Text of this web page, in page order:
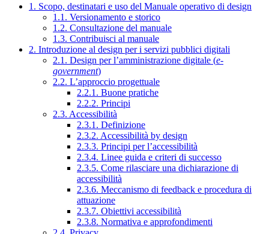
1. Scopo, destinatari e uso del Manuale operativo di design
1.1. Versionamento e storico
1.2. Consultazione del manuale
1.3. Contribuisci al manuale
2. Introduzione al design per i servizi pubblici digitali
2.1. Design per l’amministrazione digitale (e-
government)
2.2. L’approccio progettuale
2.2.1. Buone pratiche
2.2.2. Principi
2.3. Accessibilità
2.3.1. Definizione
2.3.2. Accessibilità by design
2.3.3. Principi per l’accessibilità
2.3.4. Linee guida e criteri di successo
2.3.5. Come rilasciare una dichiarazione di
accessibilità
2.3.6. Meccanismo di feedback e procedura di
attuazione
2.3.7. Obiettivi accessibilità
2.3.8. Normativa e approfondimenti